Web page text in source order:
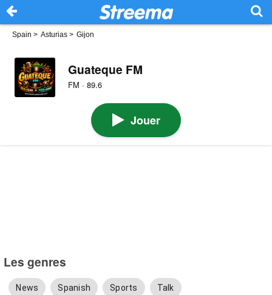
Spain > Asturias > Gijon
Guateque FM
FM · 89.6
Jouer
Les genres
News Spanish Sports Talk